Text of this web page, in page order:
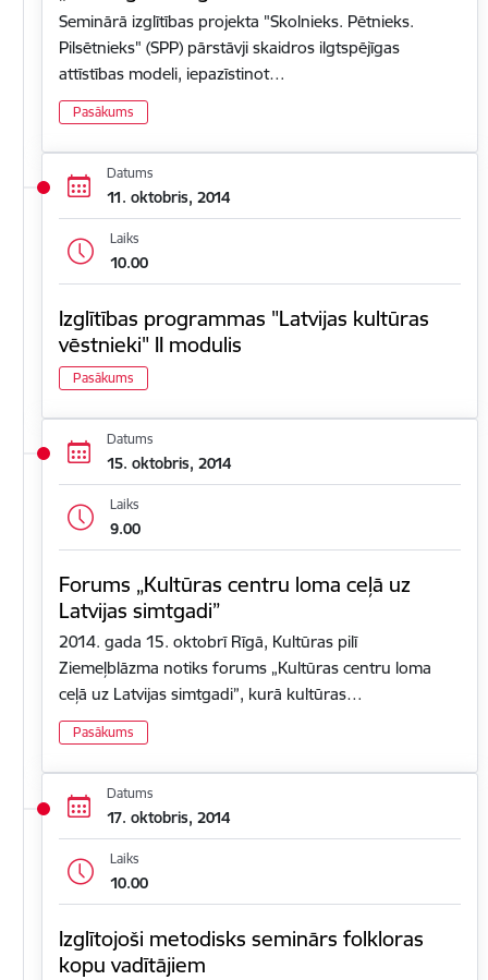
Seminārā izglītības projekta "Skolnieks. Pētnieks.
Pilsētnieks" (SPP) pārstāvji skaidros ilgtspējīgas
attīstības modeli, iepazīstinot…
Pasākums
Datums
11. oktobris, 2014
Laiks
10.00
Izglītības programmas "Latvijas kultūras
vēstnieki" II modulis
Pasākums
Datums
15. oktobris, 2014
Laiks
9.00
Forums „Kultūras centru loma ceļā uz
Latvijas simtgadi”
2014. gada 15. oktobrī Rīgā, Kultūras pilī
Ziemeļblāzma notiks forums „Kultūras centru loma
ceļā uz Latvijas simtgadi”, kurā kultūras…
Pasākums
Datums
17. oktobris, 2014
Laiks
10.00
Izglītojoši metodisks seminārs folkloras
kopu vadītājiem